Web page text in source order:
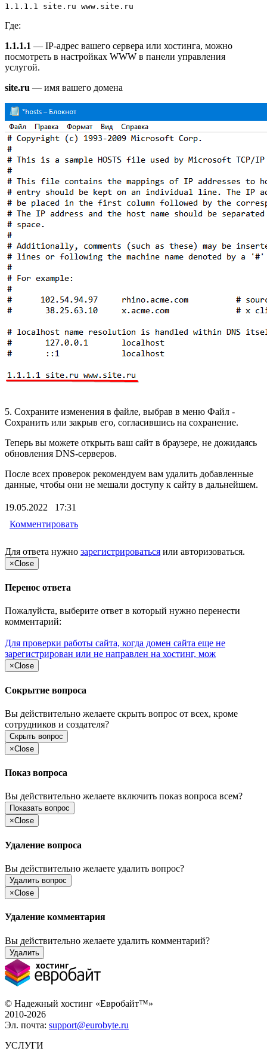
Где:
1.1.1.1 — IP-адрес вашего сервера или хостинга, можно
посмотреть в настройках WWW в панели управления
услугой.
site.ru — имя вашего домена
5. Сохраните изменения в файле, выбрав в меню Файл -
Сохранить или закрыв его, согласившись на сохранение.
Теперь вы можете открыть ваш сайт в браузере, не дожидаясь
обновления DNS-серверов.
После всех проверок рекомендуем вам удалить добавленные
данные, чтобы они не мешали доступу к сайту в дальнейшем.
19.05.2022 17:31
Комментировать
Для ответа нужно зарегистрироваться или авторизоваться.
×Close
Перенос ответа
Пожалуйста, выберите ответ в который нужно перенести
комментарий:
Для проверки работы сайта, когда домен сайта еще не
зарегистрирован или не направлен на хостинг, мож
×Close
Сокрытие вопроса
Вы действительно желаете скрыть вопрос от всех, кроме
сотрудников и создателя?
Скрыть вопрос
×Close
Показ вопроса
Вы действительно желаете включить показ вопроса всем?
Показать вопрос
×Close
Удаление вопроса
Вы действительно желаете удалить вопрос?
Удалить вопрос
×Close
Удаление комментария
Вы действительно желаете удалить комментарий?
Удалить
© Надежный хостинг «Евробайт™»
2010-2026
Эл. почта: support@eurobyte.ru
УСЛУГИ